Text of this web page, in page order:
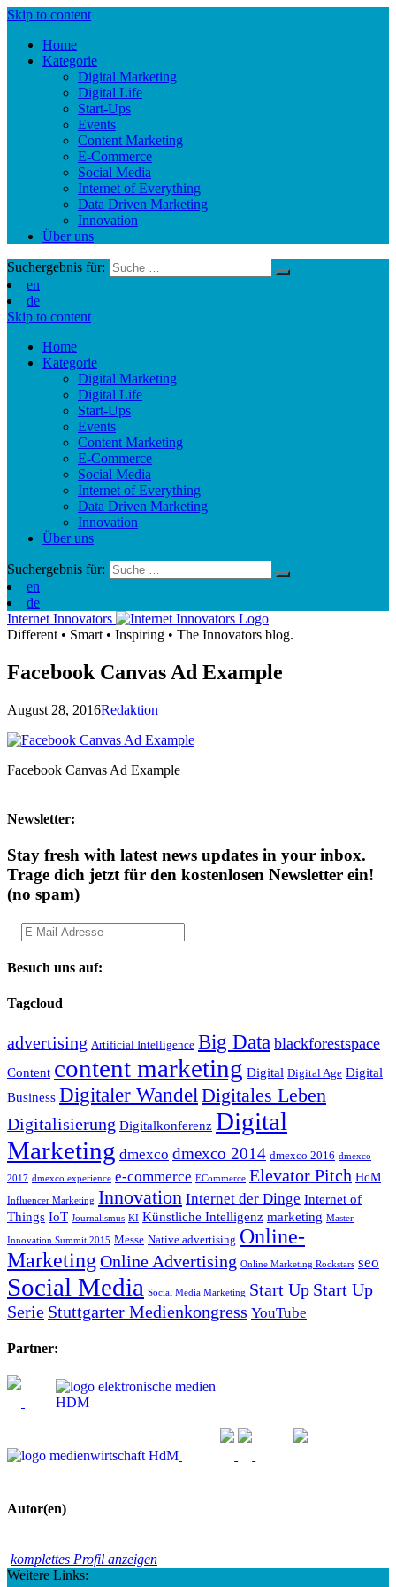
Skip to content
Home
Kategorie
Digital Marketing
Digital Life
Start-Ups
Events
Content Marketing
E-Commerce
Social Media
Internet of Everything
Data Driven Marketing
Innovation
Über uns
Suchergebnis für:
en
de
Skip to content
Home
Kategorie
Digital Marketing
Digital Life
Start-Ups
Events
Content Marketing
E-Commerce
Social Media
Internet of Everything
Data Driven Marketing
Innovation
Über uns
Suchergebnis für:
en
de
Internet Innovators
Different • Smart • Inspiring • The Innovators blog.
Facebook Canvas Ad Example
August 28, 2016Redaktion
Facebook Canvas Ad Example
Newsletter:
Stay fresh with latest news updates in your inbox.
Trage dich jetzt für den kostenlosen Newsletter ein!
(no spam)
Besuch uns auf:
Tagcloud
advertising Artificial Intelligence Big Data blackforestspace
Content content marketing Digital Digital Age Digital
Business Digitaler Wandel Digitales Leben
Digitalisierung Digitalkonferenz Digital
Marketing dmexco dmexco 2014 dmexco 2016 dmexco
2017 dmexco experience e-commerce ECommerce Elevator Pitch HdM
Influencer Marketing Innovation Internet der Dinge Internet of
Things IoT Journalismus KI Künstliche Intelligenz marketing Master
Innovation Summit 2015 Messe Native advertising Online-
Marketing Online Advertising Online Marketing Rockstars seo
Social Media Social Media Marketing Start Up Start Up
Serie Stuttgarter Medienkongress YouTube
Partner:
Autor(en)
komplettes Profil anzeigen
Weitere Links: